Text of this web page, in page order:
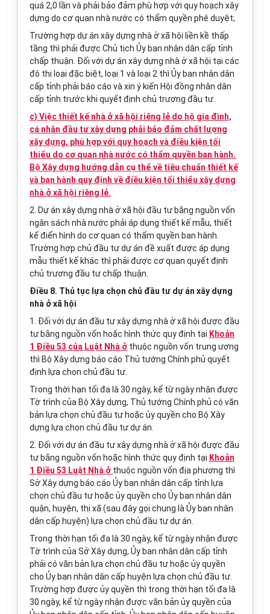
quá 2,0 lần và phải bảo đảm phù hợp với quy hoạch xây
dựng do cơ quan nhà nước có thẩm quyền phê duyệt;
Trường hợp dự án xây dựng nhà ở xã hội liền kề thấp
tầng thì phải được Chủ tịch Ủy ban nhân dân cấp tỉnh
chấp thuận. Đối với dự án xây dựng nhà ở xã hội tại các
đô thị loại đặc biệt, loại 1 và loại 2 thì Ủy ban nhân dân
cấp tỉnh phải báo cáo và xin ý kiến Hội đồng nhân dân
cấp tỉnh trước khi quyết định chủ trương đầu tư.
c) Việc thiết kế nhà ở xã hội riêng lẻ do hộ gia đình,
cá nhân đầu tư xây dựng phải bảo đảm chất lượng
xây dựng, phù hợp với quy hoạch và điều kiện tối
thiểu do cơ quan nhà nước có thẩm quyền ban hành.
Bộ Xây dựng hướng dẫn cụ thể về tiêu chuẩn thiết kế
và ban hành quy định về điều kiện tối thiểu xây dựng
nhà ở xã hội riêng lẻ.
2. Dự án xây dựng nhà ở xã hội đầu tư bằng nguồn vốn
ngân sách nhà nước phải áp dụng thiết kế mẫu, thiết
kế điển hình do cơ quan có thẩm quyền ban hành.
Trường hợp chủ đầu tư dự án đề xuất được áp dụng
mẫu thiết kế khác thì phải được cơ quan quyết định
chủ trương đầu tư chấp thuận.
Điều 8. Thủ tục lựa chọn chủ đầu tư dự án xây dựng
nhà ở xã hội
1. Đối với dự án đầu tư xây dựng nhà ở xã hội được đầu
tư bằng nguồn vốn hoặc hình thức quy định tại Khoản
1 Điều 53 của Luật Nhà ở thuộc nguồn vốn trung ương
thì Bộ Xây dựng báo cáo Thủ tướng Chính phủ quyết
định lựa chọn chủ đầu tư.
Trong thời hạn tối đa là 30 ngày, kể từ ngày nhận được
Tờ trình của Bộ Xây dựng, Thủ tướng Chính phủ có văn
bản lựa chọn chủ đầu tư hoặc ủy quyền cho Bộ Xây
dựng lựa chọn chủ đầu tư dự án.
2. Đối với dự án đầu tư xây dựng nhà ở xã hội được đầu
tư bằng nguồn vốn hoặc hình thức quy định tại Khoản
1 Điều 53 Luật Nhà ở thuộc nguồn vốn địa phương thì
Sở Xây dựng báo cáo Ủy ban nhân dân cấp tỉnh lựa
chọn chủ đầu tư hoặc ủy quyền cho Ủy ban nhân dân
quận, huyện, thị xã (sau đây gọi chung là Ủy ban nhân
dân cấp huyện) lựa chọn chủ đầu tư dự án.
Trong thời hạn tối đa là 30 ngày, kể từ ngày nhận được
Tờ trình của Sở Xây dựng, Ủy ban nhân dân cấp tỉnh
phải có văn bản lựa chọn chủ đầu tư hoặc ủy quyền
cho Ủy ban nhân dân cấp huyện lựa chọn chủ đầu tư.
Trường hợp được ủy quyền thì trong thời hạn tối đa là
30 ngày, kể từ ngày nhận được văn bản ủy quyền của